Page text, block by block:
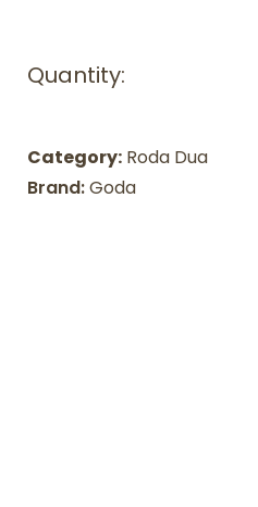
Quantity:
Category: Roda Dua
Brand:Goda